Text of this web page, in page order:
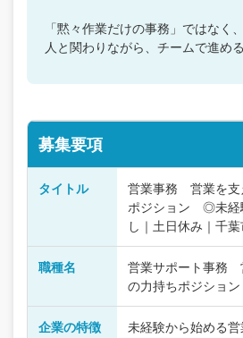
「黙々作業だけの事務」ではなく、
人と関わりながら、チームで進め
募集要項
タイトル
営業事務 営業を支
ポジション ◎未経
し｜土日休み｜千
職種名
営業サポート事務
の力持ちポジション
企業の特徴 未経験から始める